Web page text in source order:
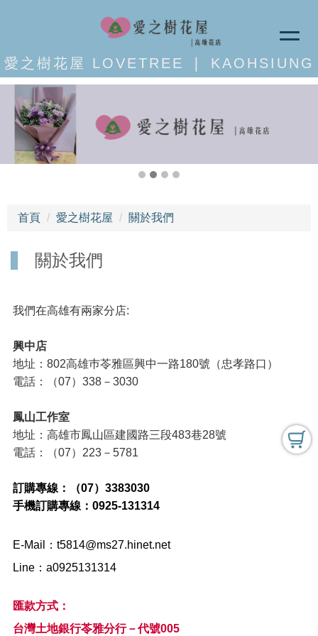
愛之樹花屋 LOVETREE ❘ KAOHSIUNG
首頁 愛之樹花屋 關於我們
關於我們
我們在高雄有兩家分店:
興中店
地址：802高雄巿苓雅區興中一路180號（忠孝路口）
電話：（07）338－3030
鳳山工作室
地址：高雄市鳳山區建國路三段483巷28號
電話：（07）223－5781
訂購專線：（07）3383030
手機訂購專線：0925-131314
E-Mail： t5814@ms27.hinet.net
Line：a0925131314
匯款方式：
台灣土地銀行苓雅分行－代號005